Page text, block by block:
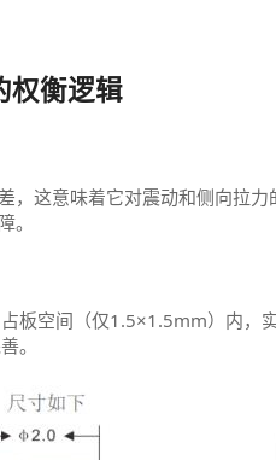
权衡逻辑
，这意味着它对震动和侧向拉
。
板空间（仅1.5×1.5mm）内，
。